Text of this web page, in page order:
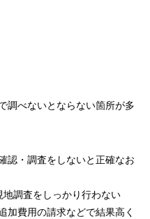
調べないとならない箇所が多
認・調査をしないと正確なお
調査をしっかり行わない
加費用の請求などで結果高く